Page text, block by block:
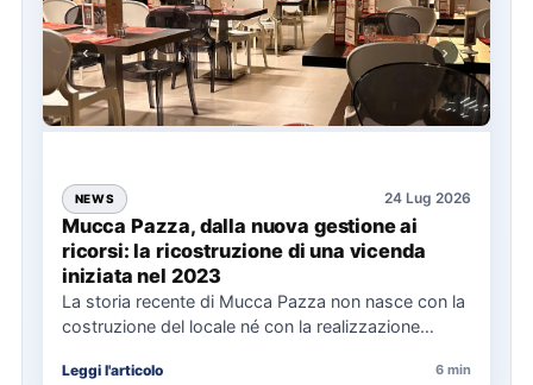
NEWS 24 Lug 2026
Mucca Pazza, dalla nuova gestione ai
ricorsi: la ricostruzione di una vicenda
iniziata nel 2023
La storia recente di Mucca Pazza non nasce con la
costruzione del locale né con la realizzazione
Leggi l'articolo 6 min